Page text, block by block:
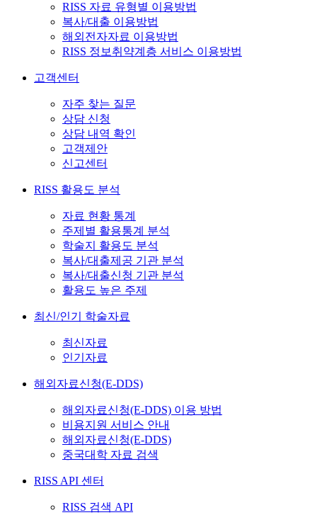
RISS 자료 유형별 이용방법
복사/대출 이용방법
해외전자자료 이용방법
RISS 정보취약계층 서비스 이용방법
고객센터
자주 찾는 질문
상담 신청
상담 내역 확인
고객제안
신고센터
RISS 활용도 분석
자료 현황 통계
주제별 활용통계 분석
학술지 활용도 분석
복사/대출제공 기관 분석
복사/대출신청 기관 분석
활용도 높은 주제
최신/인기 학술자료
최신자료
인기자료
해외자료신청(E-DDS)
해외자료신청(E-DDS) 이용 방법
비용지원 서비스 안내
해외자료신청(E-DDS)
중국대학 자료 검색
RISS API 센터
RISS 검색 API